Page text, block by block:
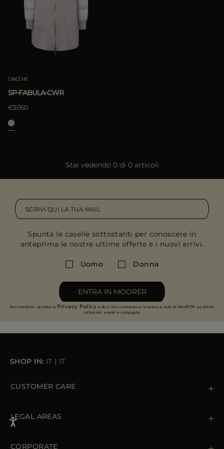
Negozi
Moorer World
Progetti Speciali
Iscriviti alla nostra newsletter
GIACCHE
SP-FABULA-CWR
€3.060
Stai vedendo 0 di 0 articoli
Spunta le caselle sottostanti per conoscere in
anteprima le nostre ultime offerte e i nuovi arrivi.
Uomo Donna
ENTRA IN MOORER
Iscrivendomi, accetto la Privacy Policy e do il mio consenso a ricevere e-mail di MooRER su ultime
collezioni, eventi e campagne.
SHOP IN: IT | IT
CUSTOMER CARE
Ordini e Pagamenti
Spedizioni
LEGAL AREAS
Private Policy
Cookie Policy
CORPORATE